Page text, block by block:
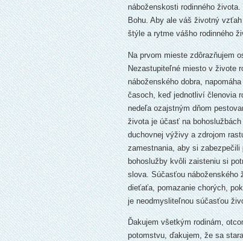
náboženskosti rodinného
Bohu. Aby ale váš životný
štýle a rytme vášho rodinného
Na prvom mieste zdôrazňujem
Nezastupiteľné miesto v živote
náboženského dobra,
časoch, keď jednotliví členovia
nedeľa ozajstným dňom
života je účasť na
duchovnej výživy a zdrojom
zamestnania, aby si
bohoslužby kvôli zaisteniu si
slova. Súčasťou
dieťaťa, pomazanie chorých,
je neodmysliteľnou súčasťou
Ďakujem všetkým rodinám,
potomstvu, ďakujem, že sa